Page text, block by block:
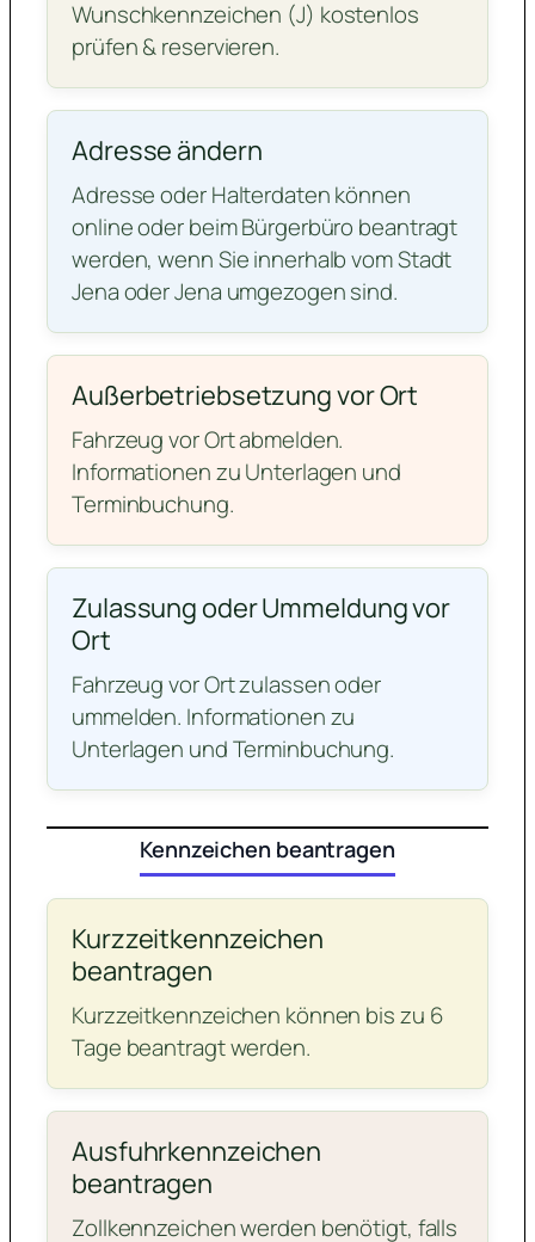
Wunschkennzeichen (J) kostenlos
prüfen & reservieren.
Adresse ändern
Adresse oder Halterdaten können
online oder beim Bürgerbüro beantragt
werden, wenn Sie innerhalb vom Stadt
Jena oder Jena umgezogen sind.
Außerbetriebsetzung vor Ort
Fahrzeug vor Ort abmelden.
Informationen zu Unterlagen und
Terminbuchung.
Zulassung oder Ummeldung vor
Ort
Fahrzeug vor Ort zulassen oder
ummelden. Informationen zu
Unterlagen und Terminbuchung.
Kennzeichen beantragen
Kurzzeitkennzeichen
beantragen
Kurzzeitkennzeichen können bis zu 6
Tage beantragt werden.
Ausfuhrkennzeichen
beantragen
Zollkennzeichen werden benötigt, falls